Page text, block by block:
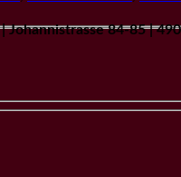
Johannistrasse 84-85 |